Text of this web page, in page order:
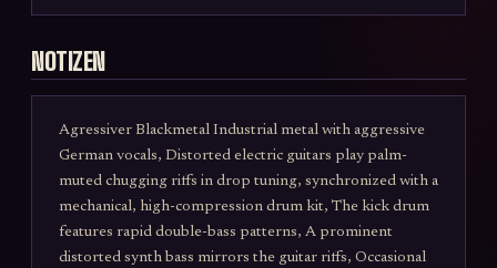
billigem Kaffee
durchgestrichenen Beträgen
Es leckt sich die Lippen mit einer Mahnung
für „nicht erbrachte Mitwirkung“
Und flüstert: „Du schuldest uns dein
Leben, du Sozialschmarotzer.“
[Refrain – brutal, abwechselnd sabberndes
Growl und schrilles Kreischen]
NOTIZEN
Agressiver Blackmetal Industrial metal with aggressive
German vocals, Distorted electric guitars play palm-
muted chugging riffs in drop tuning, synchronized with a
mechanical, high-compression drum kit, The kick drum
features rapid double-bass patterns, A prominent
distorted synth bass mirrors the guitar riffs, Occasional